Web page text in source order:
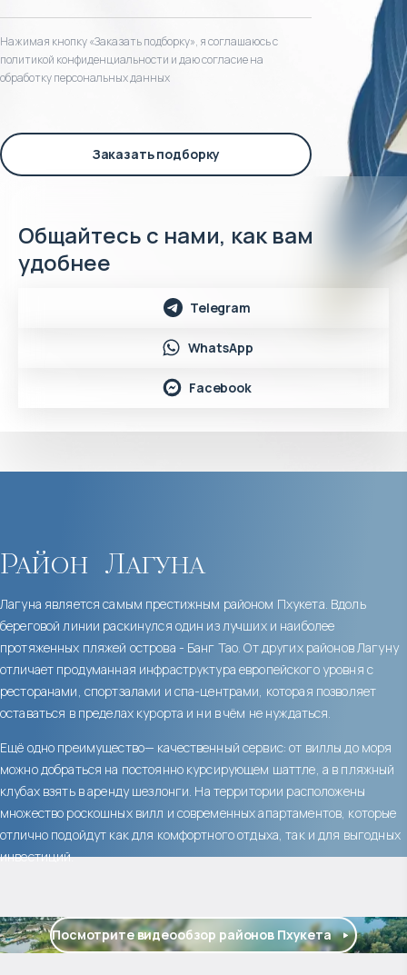
Нажимая кнопку «Заказать подборку», я соглашаюсь с
политикой конфиденциальности и даю согласие на
обработку персональных данных
Заказать подборку
Общайтесь с нами, как вам
удобнее
Telegram
WhatsApp
Facebook
Район Лагуна
Лагуна является самым престижным районом Пхукета. Вдоль
береговой линии раскинулся один из лучших и наиболее
протяженных пляжей острова - Банг Тао. От других районов Лагуну
отличает продуманная инфраструктура европейского уровня с
ресторанами, спортзалами и спа-центрами, которая позволяет
оставаться в пределах курорта и ни в чём не нуждаться.
Ещё одно преимущество— качественный сервис: от виллы до моря
можно добраться на постоянно курсирующем шаттле, а в пляжный
клубах взять в аренду шезлонги. На территории расположены
множество роскошных вилл и современных апартаментов, которые
отлично подойдут как для комфортного отдыха, так и для выгодных
инвестиций.
Посмотрите видеообзор районов Пхукета